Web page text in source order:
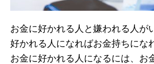
お金に好かれる人と嫌われる人が
好かれる人になればお金持ちにな
お金に好かれる人になるには、お